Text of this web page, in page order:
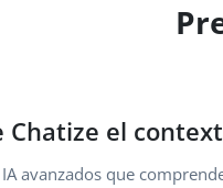
Chatize el
avanzados que